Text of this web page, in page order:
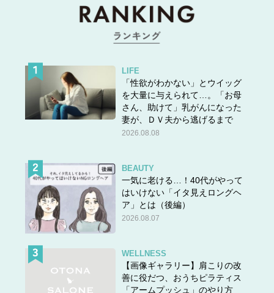
LIFE
「性欲がわかない」とウイッグ
を大量に与えられて…。「お母
さん、助けて」乳がんになった
妻が、ＤＶ夫から逃げるまで
2026.08.08
BEAUTY
一気に老ける…！40代がやって
はいけない「イタ見えロングヘ
ア」とは（後編）
2026.08.07
WELLNESS
【画像ギャラリー】肩こりの改
善に役だつ、おうちピラティス
「アームプッシュ」のやり方